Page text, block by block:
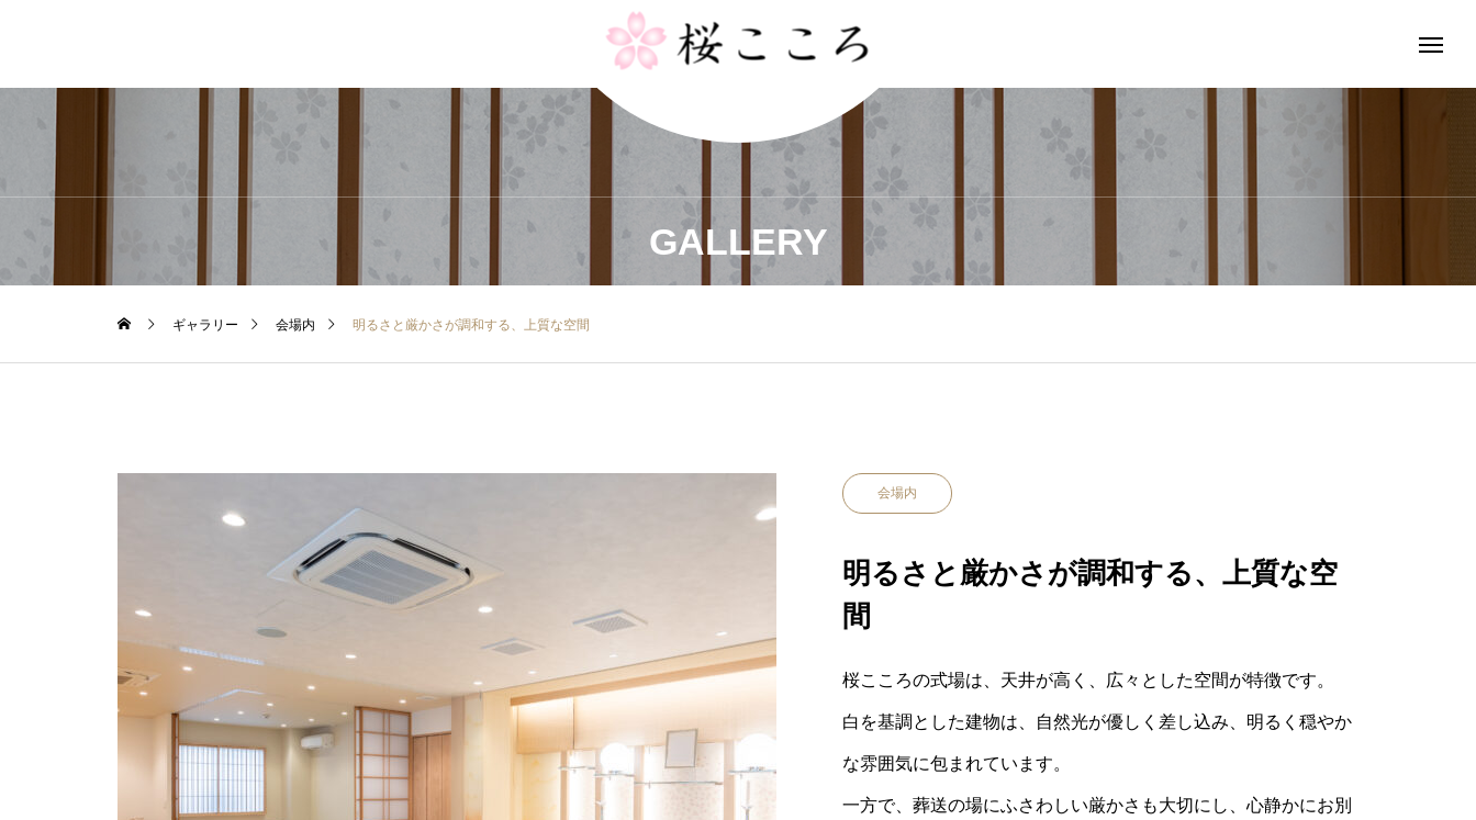
GALLERY
ギャラリー 会場内 明るさと厳かさが調和する、上質な空間
会場内
明るさと厳かさが調和する、上質な空
間
桜こころの式場は、天井が高く、広々とした空間が特徴です。
白を基調とした建物は、自然光が優しく差し込み、明るく穏やか
な雰囲気に包まれています。
一方で、葬送の場にふさわしい厳かさも大切にし、心静かにお別